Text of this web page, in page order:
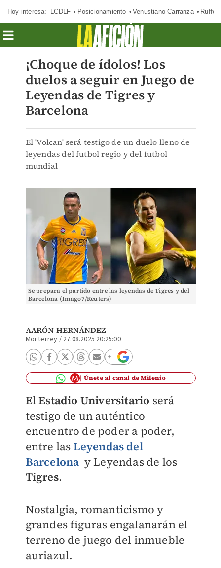
Hoy interesa: LCDLF Posicionamiento Venustiano Carranza Ruffo
¡Choque de ídolos! Los
duelos a seguir en Juego de
Leyendas de Tigres y
Barcelona
El 'Volcan' será testigo de un duelo lleno de
leyendas del futbol regio y del futbol
mundial
Se prepara el partido entre las leyendas de Tigres y del
Barcelona (Imago7/Reuters)
AARÓN HERNÁNDEZ
Monterrey / 27.08.2025 20:25:00
Únete al canal de Milenio
ElEstadio Universitario será
testigo de un auténtico
encuentro de poder a poder,
entre las Leyendas del
Barcelona y Leyendas de los
Tigres.
Nostalgia, romanticismo y
grandes figuras engalanarán el
terreno de juego del inmueble
auriazul.